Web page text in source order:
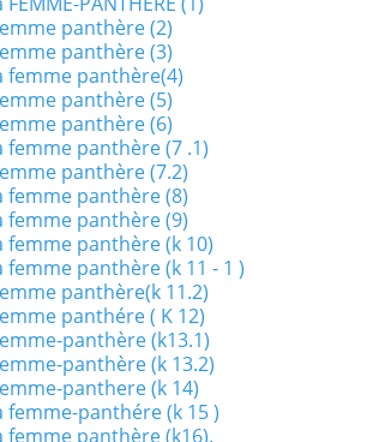
panthère (2)
panthère (3)
femme panthère(4)
panthère (5)
panthère (6)
femme panthère (7 .1)
panthère (7.2)
femme panthère (8)
femme panthère (9)
femme panthère (k 10)
femme panthère (k 11 - 1 )
panthère(k 11.2)
panthére ( K 12)
panthère (k13.1)
panthère (k 13.2)
panthere (k 14)
femme-panthére (k 15 )
femme panthère (k16).